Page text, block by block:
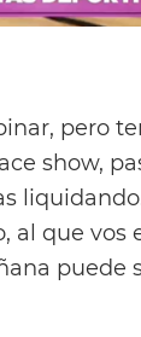
pero
show,
al que vos
puede